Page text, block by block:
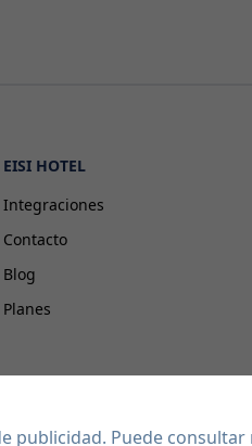
EISI HOTEL
Integraciones
Contacto
Blog
Planes
publicidad. Puede consultar